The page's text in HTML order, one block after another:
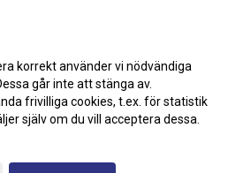
korrekt använder vi nödvändiga
går inte att stänga av.
frivilliga cookies, t.ex. för statistik
själv om du vill acceptera dessa.